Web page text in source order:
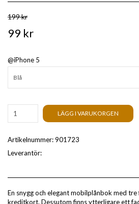
199 kr
99 kr
@iPhone 5
Blå
LÄGG I VARUKORGEN
Artikelnummer:901723
Leverantör:
En snygg och elegant mobilplånbok med
kreditkort. Dessutom finns ytterligare ett